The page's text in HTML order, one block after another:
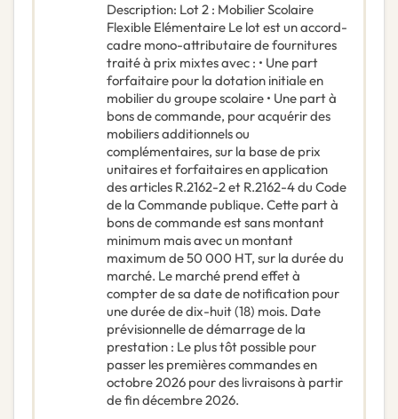
Description: Lot 2 : Mobilier Scolaire
Flexible Elémentaire Le lot est un accord-
cadre mono-attributaire de fournitures
traité à prix mixtes avec : • Une part
forfaitaire pour la dotation initiale en
mobilier du groupe scolaire • Une part à
bons de commande, pour acquérir des
mobiliers additionnels ou
complémentaires, sur la base de prix
unitaires et forfaitaires en application
des articles R.2162-2 et R.2162-4 du Code
de la Commande publique. Cette part à
bons de commande est sans montant
minimum mais avec un montant
maximum de 50 000 HT, sur la durée du
marché. Le marché prend effet à
compter de sa date de notification pour
une durée de dix-huit (18) mois. Date
prévisionnelle de démarrage de la
prestation : Le plus tôt possible pour
passer les premières commandes en
octobre 2026 pour des livraisons à partir
de fin décembre 2026.